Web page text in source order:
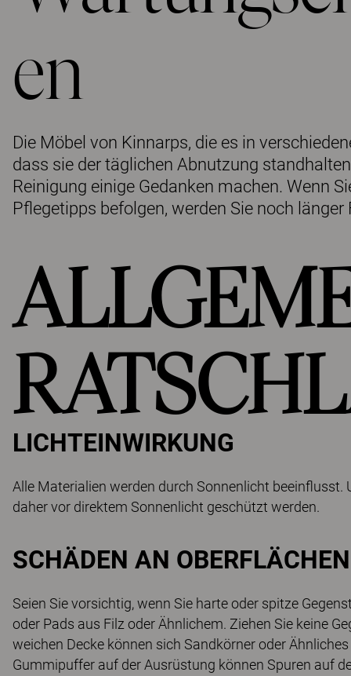
en
Die Möbel von Kinnarps, die es in
dass sie der täglichen Abnutzung
Reinigung einige Gedanken machen. Wenn
Pflegetipps befolgen, werden Sie noch
LICHTEINWIRKUNG
Alle Materialien werden durch Sonnenlicht beeinflusst.
daher vor direktem Sonnenlicht geschützt werden.
SCHÄDEN AN OBERFLÄCHEN
Seien Sie vorsichtig, wenn Sie harte oder spitze
oder Pads aus Filz oder Ähnlichem. Ziehen Sie keine
weichen Decke können sich Sandkörner oder
Gummipuffer auf der Ausrüstung können Spuren auf